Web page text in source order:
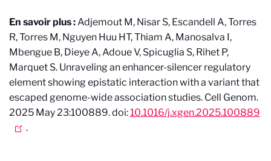
En savoir plus :Adjemout M, Nisar S, Escandell A, Torres
R, Torres M, Nguyen Huu HT, Thiam A, Manosalva I,
Mbengue B, Dieye A, Adoue V, Spicuglia S, Rihet P,
Marquet S. Unraveling an enhancer-silencer regulatory
element showing epistatic interaction with a variant that
escaped genome-wide association studies. Cell Genom.
2025 May 23:100889. doi:10.1016/j.xgen.2025.100889
.